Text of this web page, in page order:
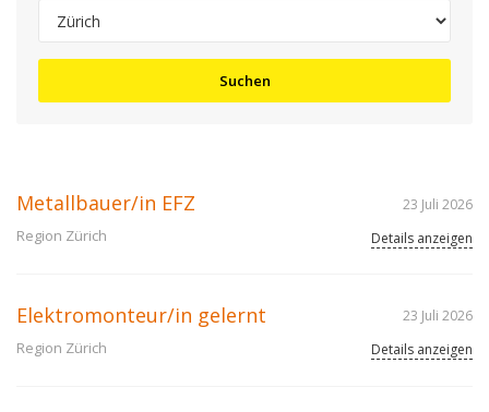
Suchen
Metallbauer/in EFZ
Region Zürich
23 Juli 2026
Details anzeigen
Elektromonteur/in gelernt
Region Zürich
23 Juli 2026
Details anzeigen